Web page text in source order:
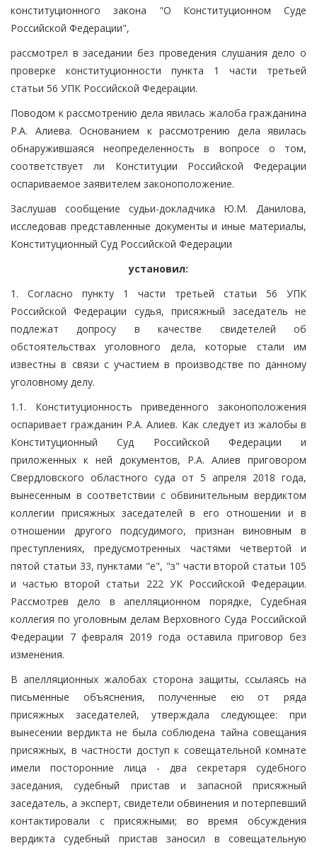
конституционного закона "О Конституционном Суде
Российской Федерации",
рассмотрел в заседании без проведения слушания дело о
проверке конституционности пункта 1 части третьей
статьи 56 УПК Российской Федерации.
Поводом к рассмотрению дела явилась жалоба гражданина
Р.А. Алиева. Основанием к рассмотрению дела явилась
обнаружившаяся неопределенность в вопросе о том,
соответствует ли Конституции Российской Федерации
оспариваемое заявителем законоположение.
Заслушав сообщение судьи-докладчика Ю.М. Данилова,
исследовав представленные документы и иные материалы,
Конституционный Суд Российской Федерации
установил:
1. Согласно пункту 1 части третьей статьи 56 УПК
Российской Федерации судья, присяжный заседатель не
подлежат допросу в качестве свидетелей об
обстоятельствах уголовного дела, которые стали им
известны в связи с участием в производстве по данному
уголовному делу.
1.1. Конституционность приведенного законоположения
оспаривает гражданин Р.А. Алиев. Как следует из жалобы в
Конституционный Суд Российской Федерации и
приложенных к ней документов, Р.А. Алиев приговором
Свердловского областного суда от 5 апреля 2018 года,
вынесенным в соответствии с обвинительным вердиктом
коллегии присяжных заседателей в его отношении и в
отношении другого подсудимого, признан виновным в
преступлениях, предусмотренных частями четвертой и
пятой статьи 33, пунктами "е", "з" части второй статьи 105
и частью второй статьи 222 УК Российской Федерации.
Рассмотрев дело в апелляционном порядке, Судебная
коллегия по уголовным делам Верховного Суда Российской
Федерации 7 февраля 2019 года оставила приговор без
изменения.
В апелляционных жалобах сторона защиты, ссылаясь на
письменные объяснения, полученные ею от ряда
присяжных заседателей, утверждала следующее: при
вынесении вердикта не была соблюдена тайна совещания
присяжных, в частности доступ к совещательной комнате
имели посторонние лица - два секретаря судебного
заседания, судебный пристав и запасной присяжный
заседатель, а эксперт, свидетели обвинения и потерпевший
контактировали с присяжными; во время обсуждения
вердикта судебный пристав заносил в совещательную